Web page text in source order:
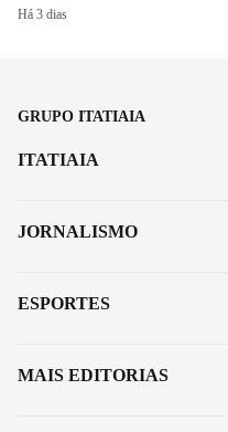
Há 3 dias
GRUPO ITATIAIA
ITATIAIA
JORNALISMO
ESPORTES
MAIS EDITORIAS